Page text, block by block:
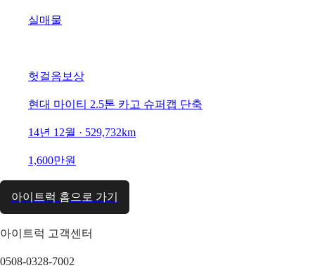
실매물
헛걸음보상
현대 마이티 2.5톤 카고 슈퍼캡 단축
14년 12월 · 529,732km
1,600만원
아이트럭 홈으로 가기
아이트럭 고객센터
0508-0328-7002